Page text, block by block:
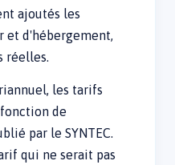
ajoutés les
et d'hébergement,
réelles.
les tarifs
de
par le SYNTEC.
qui ne serait pas